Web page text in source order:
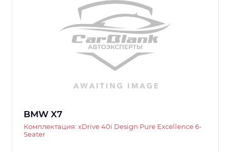
BMW X7
Комплектация: xDrive 40i Design Pure Excellence 6-
Seater